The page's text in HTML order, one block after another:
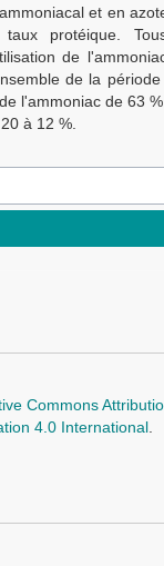
et en
protéique.
de
de la
l'ammoniac de 63
à 12 %.
Commons
4.0 International.